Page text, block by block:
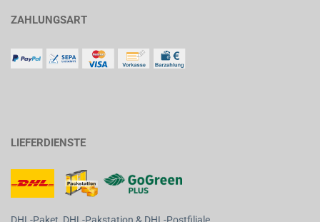
ZAHLUNGSART
LIEFERDIENSTE